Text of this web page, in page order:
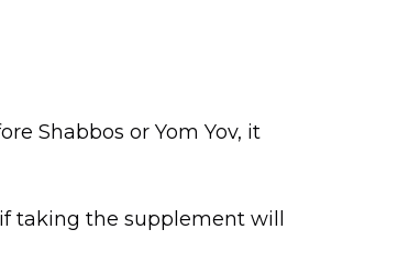
Shabbos or Yom Yov, it
taking the supplement will